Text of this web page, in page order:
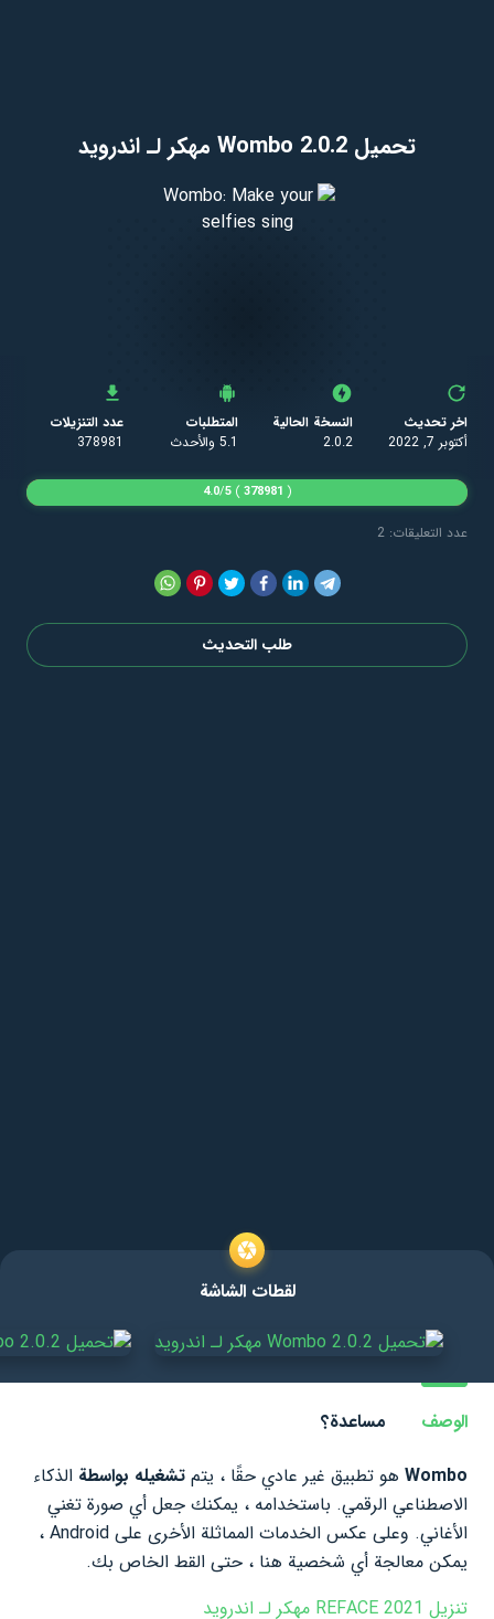
تحميل Wombo 2.0.2 مهكر لـ اندرويد
اخر تحديث
أكتوبر 7, 2022
النسخة الحالية
2.0.2
المتطلبات
5.1 والأحدث
عدد التنزيلات
378981
عدد التعليقات: 2
(
378981
)
4.0/5
طلب التحديث
لقطات الشاشة
الوصف
مساعدة؟
Wombo هو تطبيق غير عادي حقًا ، يتم تشغيله بواسطة الذكاء
الاصطناعي الرقمي. باستخدامه ، يمكنك جعل أي صورة تغني
الأغاني. وعلى عكس الخدمات المماثلة الأخرى على Android ،
يمكن معالجة أي شخصية هنا ، حتى القط الخاص بك.
تنزيل REFACE 2021 مهكر لـ اندرويد